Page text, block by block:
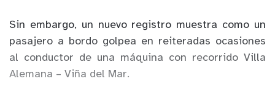
Sin embargo, un nuevo registro muestra como un
pasajero a bordo golpea en reiteradas ocasiones
al conductor de una máquina con recorrido Villa
Alemana – Viña del Mar.